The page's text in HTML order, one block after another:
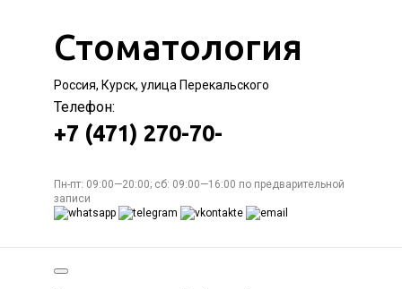
Стоматология
Россия, Курск, улица Перекальского
Телефон:
+7 (471) 270-70-
Пн-пт: 09:00—20:00; сб: 09:00—16:00 по предварительной
записи